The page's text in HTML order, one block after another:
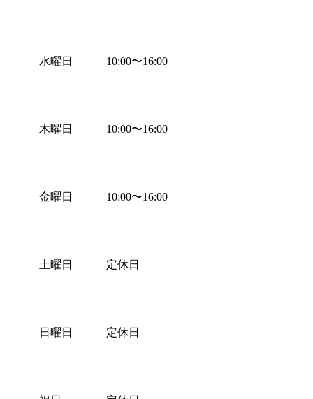
水曜日
木曜日
金曜日
土曜日
日曜日
10:00〜16:00
10:00〜16:00
10:00〜16:00
定休日
定休日